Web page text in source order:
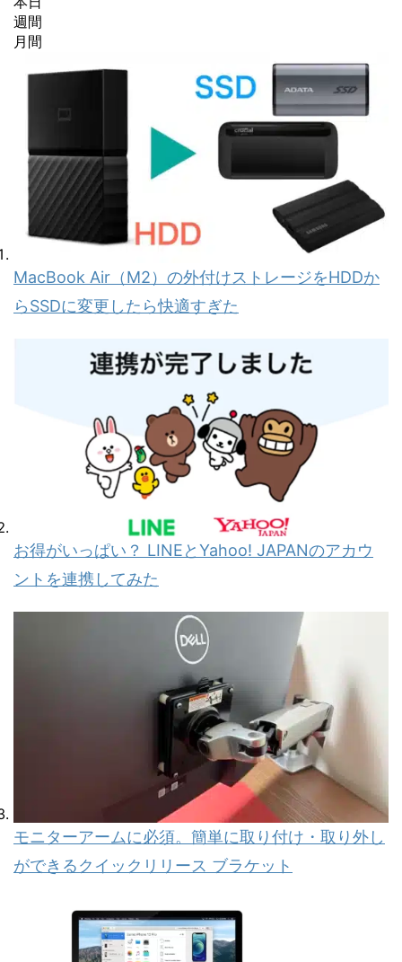
週間
月間
MacBook Air（M2）の外付けストレージをHDDか
らSSDに変更したら快適すぎた
お得がいっぱい？ LINEとYahoo! JAPANのアカウ
ントを連携してみた
モニターアームに必須。簡単に取り付け・取り外し
ができるクイックリリース ブラケット